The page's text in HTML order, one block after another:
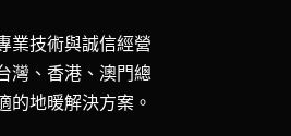
業技術與誠信經營
灣、香港、澳門總
的地暖解決方案。